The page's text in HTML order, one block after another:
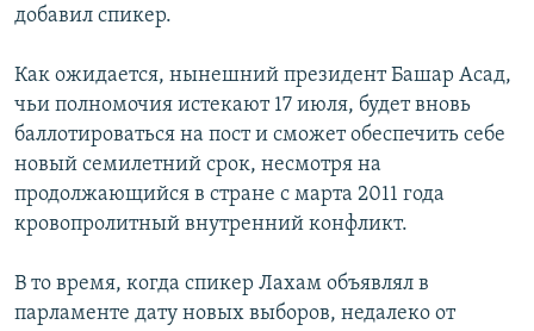
добавил спикер.
Как ожидается, нынешний президент Башар Асад,
чьи полномочия истекают 17 июля, будет вновь
баллотироваться на пост и сможет обеспечить себе
новый семилетний срок, несмотря на
продолжающийся в стране с марта 2011 года
кровопролитный внутренний конфликт.
В то время, когда спикер Лахам объявлял в
парламенте дату новых выборов, недалеко от